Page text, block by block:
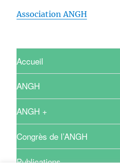
Association ANGH
Accueil
ANGH
ANGH +
Congrès de l’ANGH
Publications